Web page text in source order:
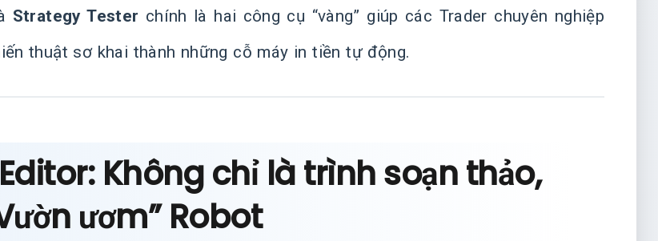
Strategy Tester chính là hai công cụ “vàng” giúp các Trader chuyên nghiệp
thuật sơ khai thành những cỗ máy in tiền tự động.
Không chỉ là trình soạn thảo,
ươm” Robot